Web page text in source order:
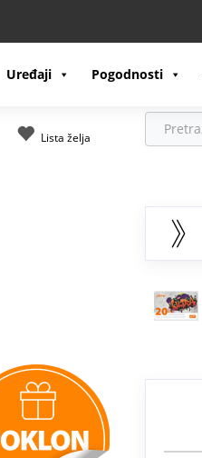
Uređaji Pogodnosti
Lista želja